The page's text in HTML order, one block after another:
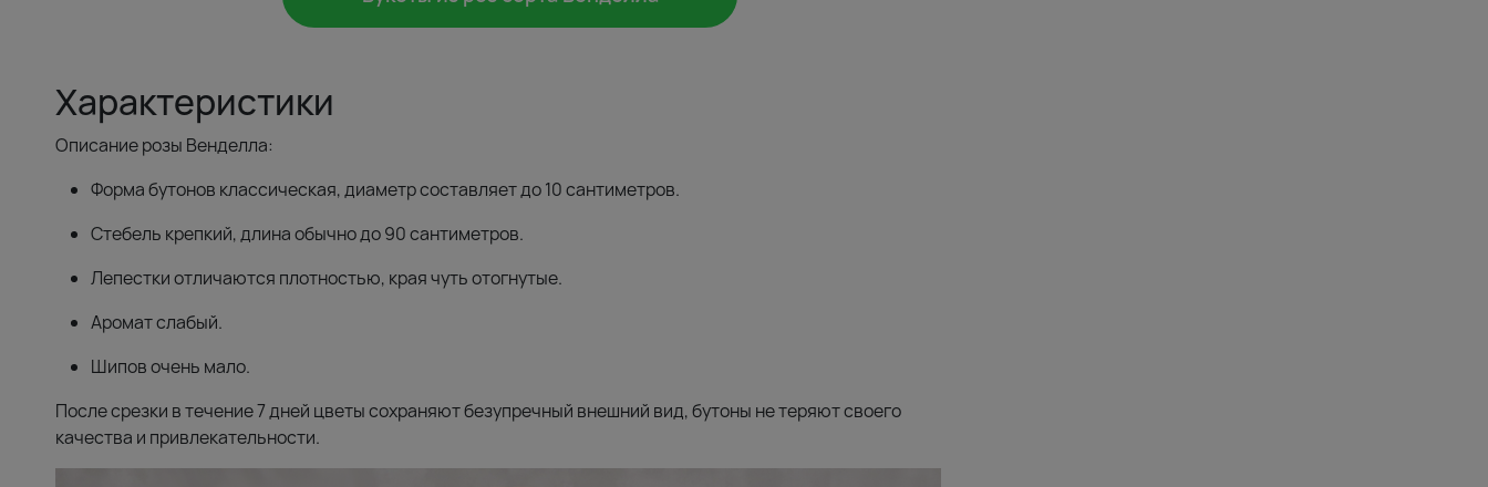
Характеристики
Описание розы Венделла:
Форма бутонов классическая, диаметр составляет до 10 сантиметров.
Стебель крепкий, длина обычно до 90 сантиметров.
Лепестки отличаются плотностью, края чуть отогнутые.
Аромат слабый.
Шипов очень мало.
После срезки в течение 7 дней цветы сохраняют безупречный внешний вид, бутоны не теряют своего
качества и привлекательности.